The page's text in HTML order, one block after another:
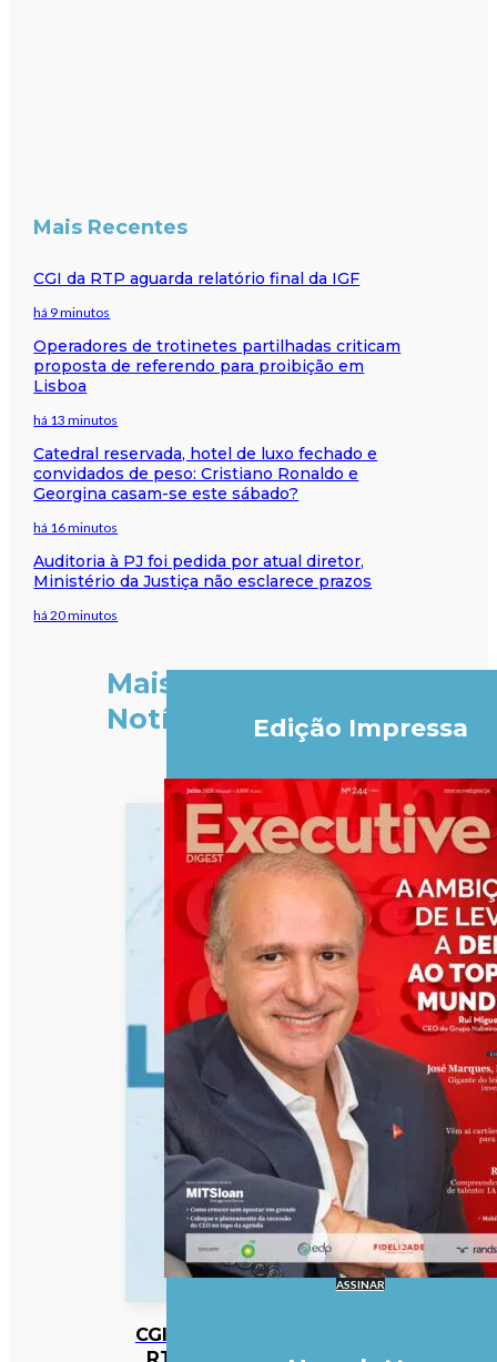
Mais Recentes
CGI da RTP aguarda relatório final da IGF
há 9 minutos
Operadores de trotinetes partilhadas criticam
proposta de referendo para proibição em
Lisboa
há 13 minutos
Catedral reservada, hotel de luxo fechado e
convidados de peso: Cristiano Ronaldo e
Georgina casam-se este sábado?
há 16 minutos
Auditoria à PJ foi pedida por atual diretor,
Ministério da Justiça não esclarece prazos
há 20 minutos
Mais
Notícias
CGI da
RTP
Edição Impressa
ASSINAR